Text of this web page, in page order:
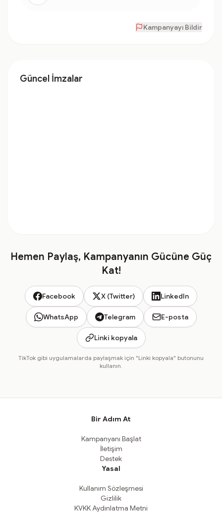
Kampanyayı Bildir
Güncel İmzalar
Hemen Paylaş, Kampanyanın Gücüne Güç
Kat!
Facebook X (Twitter) LinkedIn
WhatsApp Telegram E-posta
Linki kopyala
TikTok gibi uygulamalarda paylaşmak için "Linki kopyala" butonunu
kullanın.
Bir Adım At
Kampanyanı Başlat
İletişim
Destek
Yasal
Kullanım Sözleşmesi
Gizlilik
KVKK Aydınlatma Metni